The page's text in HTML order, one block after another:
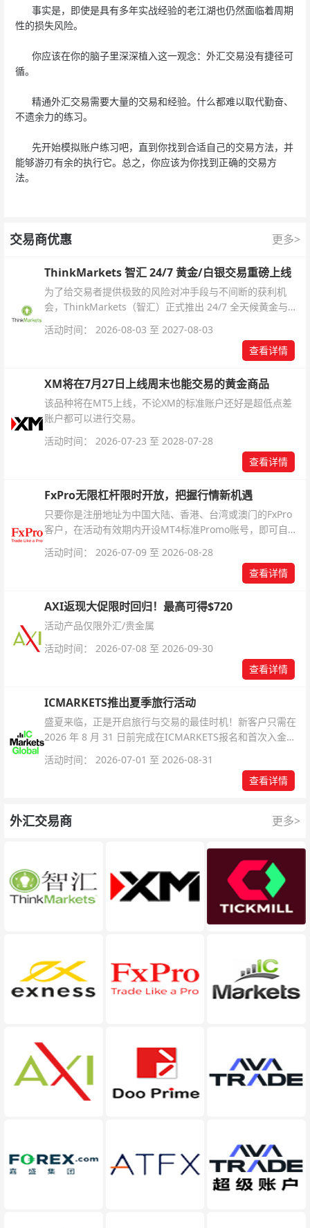
事实是，即使是具有多年实战经验的老江湖也仍然面临着周期
性的损失风险。
你应该在你的脑子里深深植入这一观念：外汇交易没有捷径可
循。
精通外汇交易需要大量的交易和经验。什么都难以取代勤奋、
不遗余力的练习。
先开始模拟账户练习吧，直到你找到合适自己的交易方法，并
能够游刃有余的执行它。总之，你应该为你找到正确的交易方
法。
交易商优惠 更多>
ThinkMarkets 智汇 24/7 黄金/白银交易重磅上线
为了给交易者提供极致的风险对冲手段与不间断的获利机
会，ThinkMarkets（智汇）正式推出 24/7 全天候黄金与白
杆配置、支持软件及交易细则。
活动时间： 2026-08-03 至 2027-08-03
查看详情
XM将在7月27日上线周末也能交易的黄金商品
该品种将在MT5上线，不论XM的标准账户还好是超低点差
账户都可以进行交易。
活动时间： 2026-07-23 至 2028-07-28
查看详情
FxPro无限杠杆限时开放，把握行情新机遇
只要你是注册地址为中国大陆、香港、台湾或澳门的FxPro
客户，在活动有效期内开设MT4标准Promo账号，即可自动
活动时间： 2026-07-09 至 2026-08-28
查看详情
AXI返现大促限时回归！最高可得$720
活动产品仅限外汇/贵金属
活动时间： 2026-07-08 至 2026-09-30
查看详情
ICMARKETS推出夏季旅行活动
盛夏来临，正是开启旅行与交易的最佳时机！新客户只需在
2026 年 8 月 31 日前完成在ICMARKETS报名和首次入金即
活动时间： 2026-07-01 至 2026-08-31
查看详情
外汇交易商 更多>